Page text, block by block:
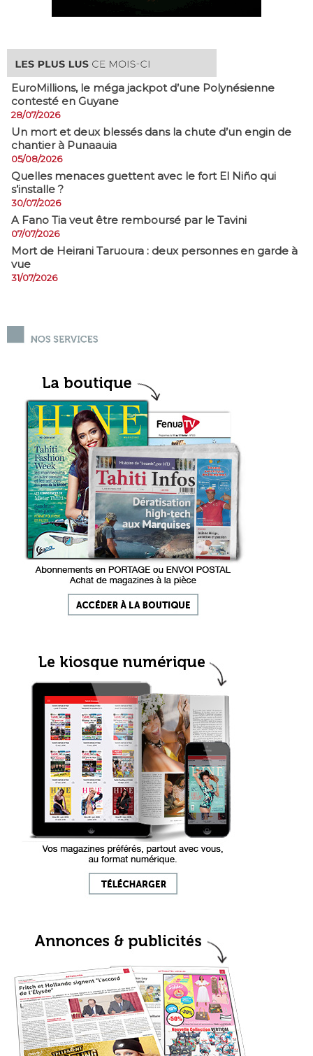
EuroMillions, ​le méga jackpot d’une Polynésienne
contesté en Guyane
28/07/2026
​Un mort et deux blessés dans la chute d’un engin de
chantier à Punaauia
05/08/2026
Quelles menaces guettent avec le fort El Niño qui
s’installe ?
30/07/2026
A Fano Tia veut être remboursé par le Tavini
07/07/2026
Mort de Heirani Taruoura : deux personnes en garde à
vue
31/07/2026